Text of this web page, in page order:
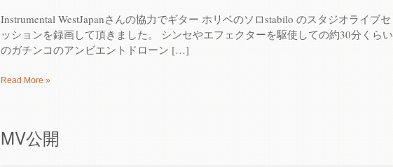
Instrumental WestJapanさんの協力でギター ホリベのソロstabilo のスタジオライブセ
ッションを録画して頂きました。 シンセやエフェクターを駆使しての約30分くらい
のガチンコのアンビエントドローン […]
Read More »
MV公開